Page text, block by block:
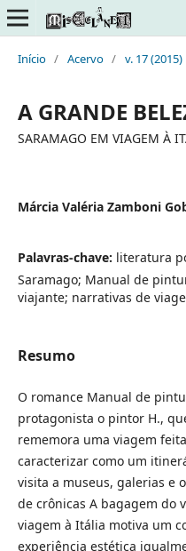
Início / Acervo / v. 17 (2015)
A GRANDE
SARAMAGO EM VIAGEM À
Márcia Valéria Zamboni
Palavras-chave: literatura
Saramago; Manual de
viajante; narrativas de
Resumo
O romance Manual de
protagonista o pintor H.,
rememora uma viagem
caracterizar como um
visita a museus, galerias e
de crônicas A bagagem do
viagem à Itália motiva um
experiência estética